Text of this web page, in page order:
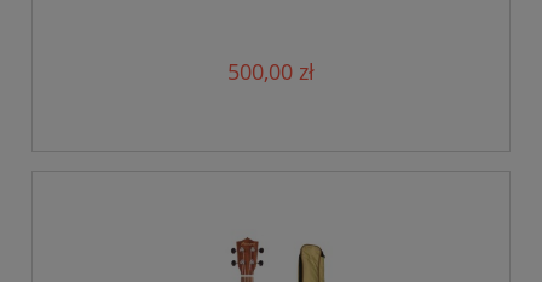
500,00 zł